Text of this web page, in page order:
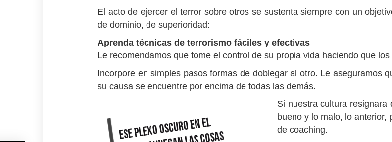
El acto de ejercer el terror sobre otros se sustenta siempre con un
de dominio, de superioridad:
Aprenda técnicas de terrorismo fáciles y efectivas
Le recomendamos que tome el control de su propia vida haciendo que
Incorpore en simples pasos formas de doblegar al otro. Le aseguramos
su causa se encuentre por encima de todas las demás.
Si nuestra cultura
bueno y lo malo, lo
de coaching.